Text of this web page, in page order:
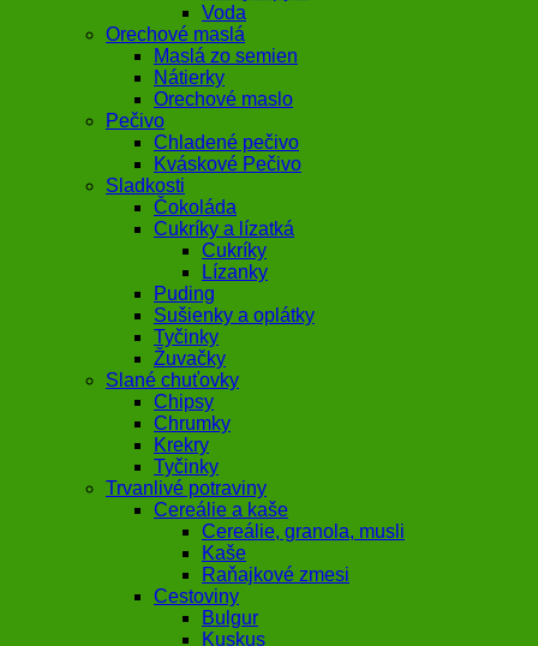
Voda
Orechové maslá
Maslá zo semien
Nátierky
Orechové maslo
Pečivo
Chladené pečivo
Kváskové Pečivo
Sladkosti
Čokoláda
Cukríky a lízatká
Cukríky
Lízanky
Puding
Sušienky a oplátky
Tyčinky
Žuvačky
Slané chuťovky
Chipsy
Chrumky
Krekry
Tyčinky
Trvanlivé potraviny
Cereálie a kaše
Cereálie, granola, musli
Kaše
Raňajkové zmesi
Cestoviny
Bulgur
Kuskus